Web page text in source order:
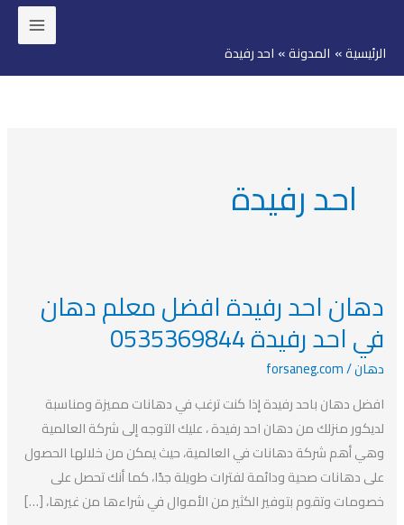
المحتوى
الرئيسية المدونة احد رفيدة
احد رفيدة
دهان احد رفيدة افضل معلم دهان
في احد رفيدة 0535369844
دهان/
forsaneg.com
افضل دهان باحد رفيدة إذا كنت ترغب في دهانات مميزة ومناسبة
لديكور منزلك من دهان احد رفيدة ، عليك التوجه إلى شركة العالمية
وهي أهم شركة دهانات في العالمية، حيث يمكن من خلالها الحصول
على دهانات صحية ودائمة لفترات طويلة جدًا، كما أنك تحصل على
خصومات وتقوم بتوفير الكثير من الأموال في شراءها من غيرها، […]
دهان
احد
رفيدة
افضل
معلم
دهان
في
احد
رفيدة